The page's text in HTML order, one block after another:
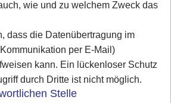
wie und zu welchem Zweck das
dass die Datenübertragung im
per E-Mail)
kann. Ein lückenloser Schutz
durch Dritte ist nicht möglich.
Stelle